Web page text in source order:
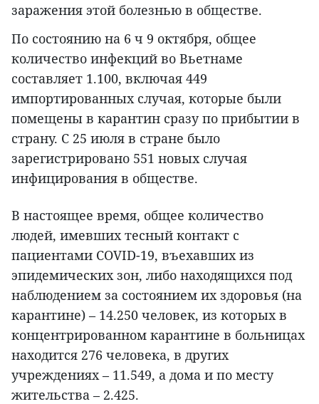
заражения этой болезнью в обществе.
По состоянию на 6 ч 9 октября, общее
количество инфекций во Вьетнаме
составляет 1.100, включая 449
импортированных случая, которые были
помещены в карантин сразу по прибытии в
страну. С 25 июля в стране было
зарегистрировано 551 новых случая
инфицирования в обществе.
В настоящее время, общее количество
людей, имевших тесный контакт с
пациентами COVID-19, въехавших из
эпидемических зон, либо находящихся под
наблюдением за состоянием их здоровья (на
карантине) – 14.250 человек, из которых в
концентрированном карантине в больницах
находится 276 человека, в других
учреждениях – 11.549, а дома и по месту
жительства – 2.425.